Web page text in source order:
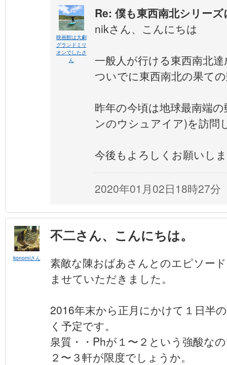
映画館は大劇
グランドミリ
オンでしたさ
ん
Re: 僕も東西南北シリー
nikさん、こんにちは
一般人が行ける東西南北
ついでに東西南北の果て
昨年の今頃は地球最南端
ンのウシュアイア)を訪問
今後もよろしくお願いし
2020年01月02日18時27分
konomiさん
不二さん、こんにちは。
素敵な陳おばあさんとのエピソー
ませていただきました。
2016年末から正月にかけて１日半
く予定です。
泉質・・Phが１〜２という強酸な
２〜３軒が限度でしょうか。